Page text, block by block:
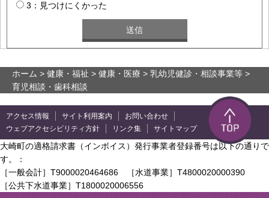
3：見つけにくかった
ホーム > 健康・福祉 > 健康・医療 > 乳幼児健診・相談事業等 >
育児相談・歯科相談
アクセス情報 サイト利用案内
お問い合わせ
ウェブアクセシビリティ方針
リンク集 サイトマップ
大崎町の適格請求書（インボイス）発行事業者登録番号は以下の通りで
す。：
［一般会計］T9000020464686 ［水道事業］T4800020000390
［公共下水道事業］T1800020006556